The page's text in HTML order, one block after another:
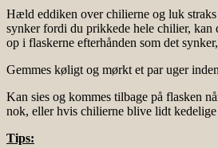
Hæld eddiken over chilierne og luk
synker fordi du prikkede hele chilier, kan
op i flaskerne efterhånden som det
Gemmes køligt og mørkt et par uger
Kan sies og kommes tilbage på flasken
nok, eller hvis chilierne blive lidt kedelige
Tips: